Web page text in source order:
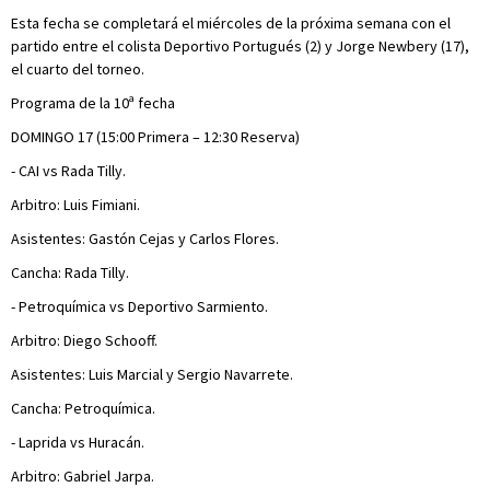
Esta fecha se completará el miércoles de la próxima semana con el
partido entre el colista Deportivo Portugués (2) y Jorge Newbery (17),
el cuarto del torneo.
Programa de la 10ª fecha
DOMINGO 17 (15:00 Primera – 12:30 Reserva)
- CAI vs Rada Tilly.
Arbitro: Luis Fimiani.
Asistentes: Gastón Cejas y Carlos Flores.
Cancha: Rada Tilly.
- Petroquímica vs Deportivo Sarmiento.
Arbitro: Diego Schooff.
Asistentes: Luis Marcial y Sergio Navarrete.
Cancha: Petroquímica.
- Laprida vs Huracán.
Arbitro: Gabriel Jarpa.